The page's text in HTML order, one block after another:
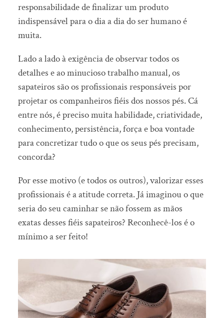
responsabilidade de finalizar um produto
indispensável para o dia a dia do ser humano é
muita.
Lado a lado à exigência de observar todos os
detalhes e ao minucioso trabalho manual, os
sapateiros são os profissionais responsáveis por
projetar os companheiros fiéis dos nossos pés. Cá
entre nós, é preciso muita habilidade, criatividade,
conhecimento, persistência, força e boa vontade
para concretizar tudo o que os seus pés precisam,
concorda?
Por esse motivo (e todos os outros), valorizar esses
profissionais é a atitude correta. Já imaginou o que
seria do seu caminhar se não fossem as mãos
exatas desses fiéis sapateiros? Reconhecê-los é o
mínimo a ser feito!